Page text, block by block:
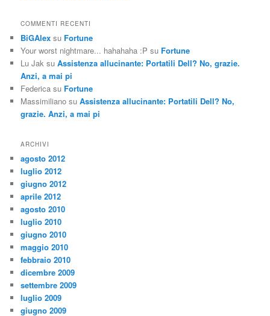
COMMENTI RECENTI
BiGAlex su Fortune
Your worst nightmare... hahahaha :P su Fortune
Lu Jak suAssistenza allucinante: Portatili Dell? No, grazie.
Anzi, a mai pi
Federica su Fortune
Massimiliano suAssistenza allucinante: Portatili Dell? No,
grazie. Anzi, a mai pi
ARCHIVI
agosto 2012
luglio 2012
giugno 2012
aprile 2012
agosto 2010
luglio 2010
giugno 2010
maggio 2010
febbraio 2010
dicembre 2009
settembre 2009
luglio 2009
giugno 2009